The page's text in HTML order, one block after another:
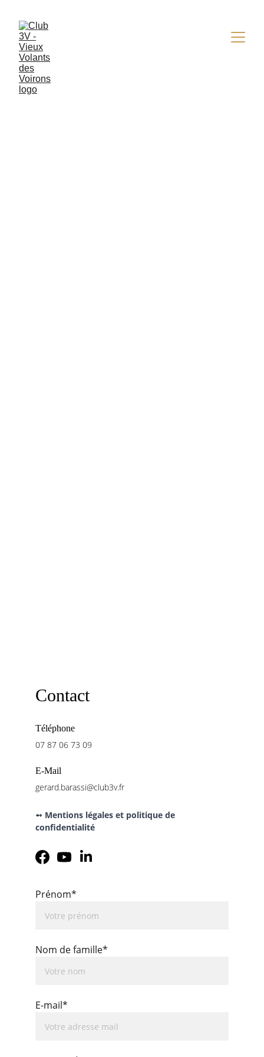
Contact
Téléphone
07 87 06 73 09
E-Mail
gerard.barassi@club3v.fr
Prénom*
Nom de famille*
E-mail*
➻ Mentions légales et politique de
confidentialité